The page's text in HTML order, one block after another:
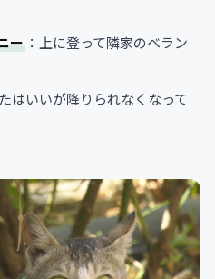
ー ：上に登って隣家のベラン
はいいが降りられなくなって